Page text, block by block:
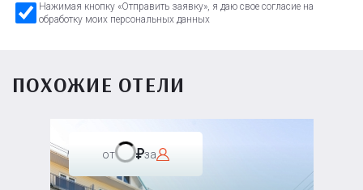
Нажимая кнопку «Отправить заявку», я даю свое согласие на
обработку моих персональных данных
ПОХОЖИЕ ОТЕЛИ
от за